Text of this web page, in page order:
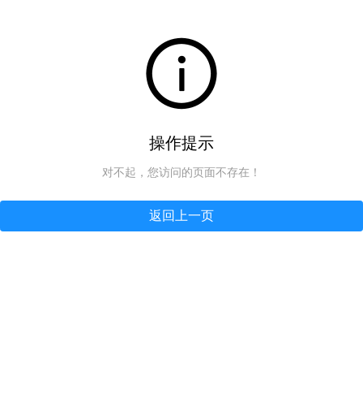
操作提示
对不起，您访问的页面不存在！
返回上一页